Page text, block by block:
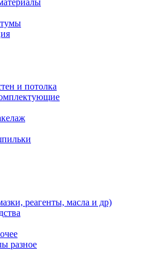
и потолка
реагенты, масла и др)
разное